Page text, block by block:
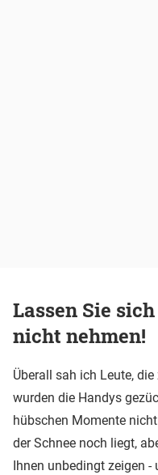
Lassen Sie
nicht nehmen!
Überall sah ich Leute,
wurden die Handys
hübschen Momente
der Schnee noch liegt,
Ihnen unbedingt zeigen